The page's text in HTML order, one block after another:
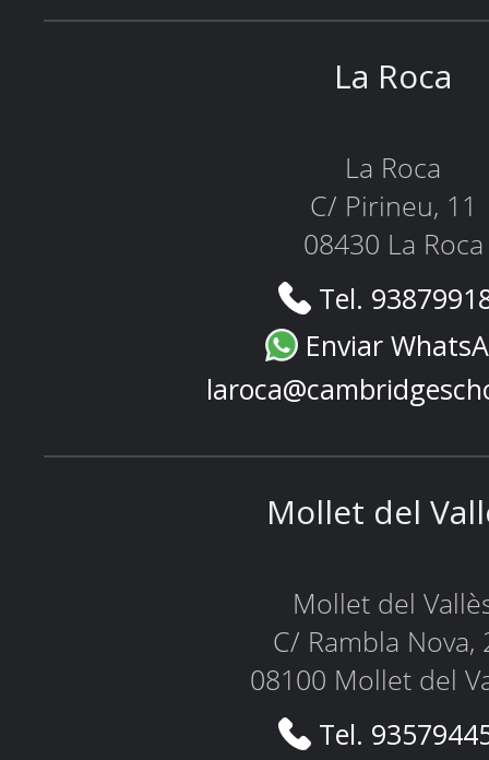
La Roca
La Roca
C/ Pirineu, 11
08430 La Roca
Tel.
Enviar
Mollet del
Mollet del
C/ Rambla Nova,
08100 Mollet del
Tel.